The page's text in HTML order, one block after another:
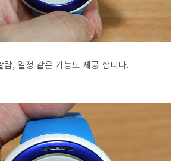
람, 일정 같은 기능도 제공 합니다.